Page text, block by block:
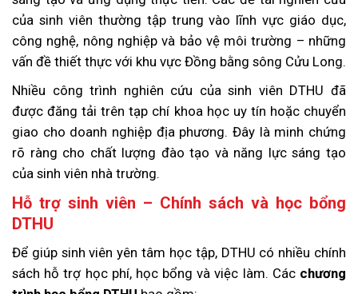
của sinh viên thường tập trung vào lĩnh vực giáo dục,
công nghệ, nông nghiệp và bảo vệ môi trường – những
vấn đề thiết thực với khu vực Đồng bằng sông Cửu Long.
Nhiều công trình nghiên cứu của sinh viên DTHU đã
được đăng tải trên tạp chí khoa học uy tín hoặc chuyển
giao cho doanh nghiệp địa phương. Đây là minh chứng
rõ ràng cho chất lượng đào tạo và năng lực sáng tạo
của sinh viên nhà trường.
Hỗ trợ sinh viên – Chính sách và học bổng
DTHU
Để giúp sinh viên yên tâm học tập, DTHU có nhiều chính
sách hỗ trợ học phí, học bổng và việc làm. Các chương